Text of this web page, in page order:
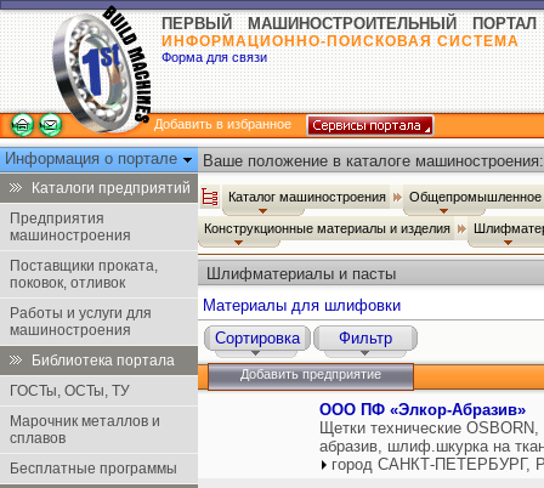
ПЕРВЫЙ МАШИНОСТРОИТЕЛЬНЫЙ ПОРТАЛ
ИНФОРМАЦИОННО-ПОИСКОВАЯ СИСТЕМА
Форма для связи
Добавить в избранное
Информация о портале
Каталоги предприятий
Предприятия
машиностроения
Поставщики проката,
поковок, отливок
Работы и услуги для
машиностроения
Библиотека портала
ГОСТы, ОСТы, ТУ
Марочник металлов и
сплавов
Бесплатные программы
Ваше положение в каталоге машиностроения:
Каталог машиностроения Общепромышленное
Конструкционные материалы и изделия
Шлифматериалы и пасты
Материалы для шлифовки
Сортировка
Фильтр
Добавить предприятие
ООО ПФ «Элкор-Абразив»
Щетки технические
абразив, шлиф.шкурка на
город САНКТ-ПЕТЕРБУРГ,